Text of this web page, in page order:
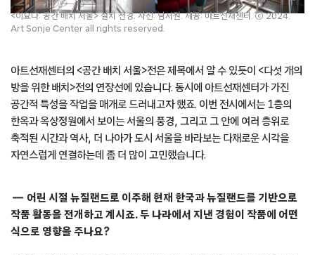
<이요나: 공간 배치 서울> 설치 전경. 사진: 남서원. 제공: 아트선재센터. ⓒ 2024.
Art Sonje Center all rights reserved.
아트선재센터의 <공간 배치 서울>전은 제목에서 알 수 있듯이 <다섯 개의
방을 위한 배치>전의 연장선에 있습니다. 동시에 아트선재센터가 가진
공간적 특성을 작업을 매개로 드러내고자 했죠. 이번 전시에서는 1층의
한옥과 옥상정원에서 보이는 서울의 풍경, 그리고 그 안에 여러 층위로
축적된 시간과 역사, 더 나아가 도시 서울을 바라보는 다채로운 시각을
자연스럽게 연결하는데 좀 더 많이 고민했습니다.
어린 시절 뉴질랜드로 이주해 현재 한국과 뉴질랜드를 기반으로
작품 활동을 전개하고 계시죠. 두 나라에서 지낸 경험이 작품에 어떤
식으로 영향을 주나요?